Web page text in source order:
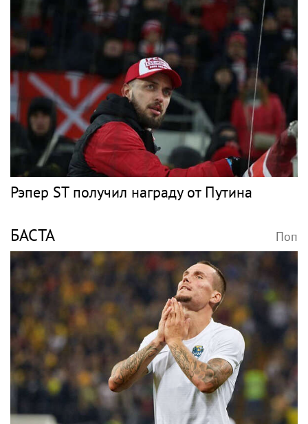
Рэпер ST получил награду от Путина
БАСТА Поп